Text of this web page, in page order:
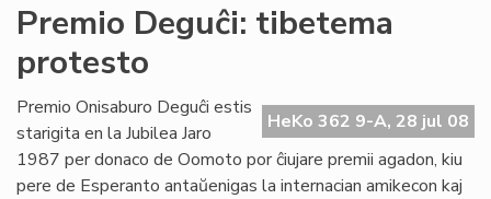
Premio Deguĉi: tibetema
protesto
HeKo 362 9-A, 28 jul 08
Premio Onisaburo Deguĉi estis
starigita en la Jubilea Jaro
1987 per donaco de Oomoto por ĉiujare premii agadon, kiu
pere de Esperanto antaŭenigas la internacian amikecon kaj